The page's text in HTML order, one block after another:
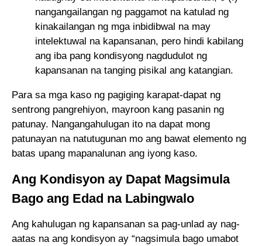
nangangailangan ng paggamot na katulad ng
kinakailangan ng mga inbidibwal na may
intelektuwal na kapansanan, pero hindi kabilang
ang iba pang kondisyong nagdudulot ng
kapansanan na tanging pisikal ang katangian.
Para sa mga kaso ng pagiging karapat-dapat ng
sentrong pangrehiyon, mayroon kang pasanin ng
patunay. Nangangahulugan ito na dapat mong
patunayan na natutugunan mo ang bawat elemento ng
batas upang mapanalunan ang iyong kaso.
Ang Kondisyon ay Dapat Magsimula
Bago ang Edad na Labingwalo
Ang kahulugan ng kapansanan sa pag-unlad ay nag-
aatas na ang kondisyon ay “nagsimula bago umabot